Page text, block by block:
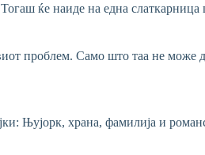
ќе наиде на една
проблем. Само што таа не може
Њујорк, храна, фамилија и